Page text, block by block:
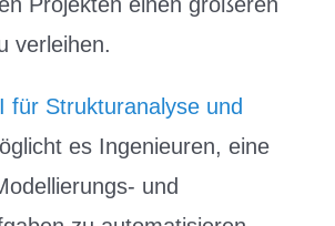
verleihen.
für Strukturanalyse und
es Ingenieuren, eine
und